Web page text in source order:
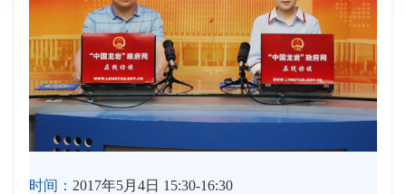
时间： 2017年5月4日 15:30-16:30